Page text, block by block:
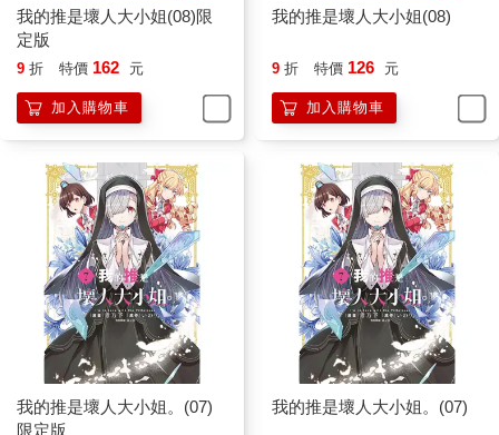
我的推是壞人大小姐(08)限
定版
9 折 特價 162 元
加入購物車
我的推是壞人大小姐(08)
9 折 特價 126 元
加入購物車
我的推是壞人大小姐。(07)
限定版
我的推是壞人大小姐。(07)